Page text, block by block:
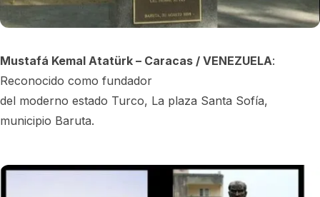
Mustafá Kemal Atatürk – Caracas / VENEZUELA:
Reconocido como fundador
del moderno estado Turco, La plaza Santa Sofía,
municipio Baruta.